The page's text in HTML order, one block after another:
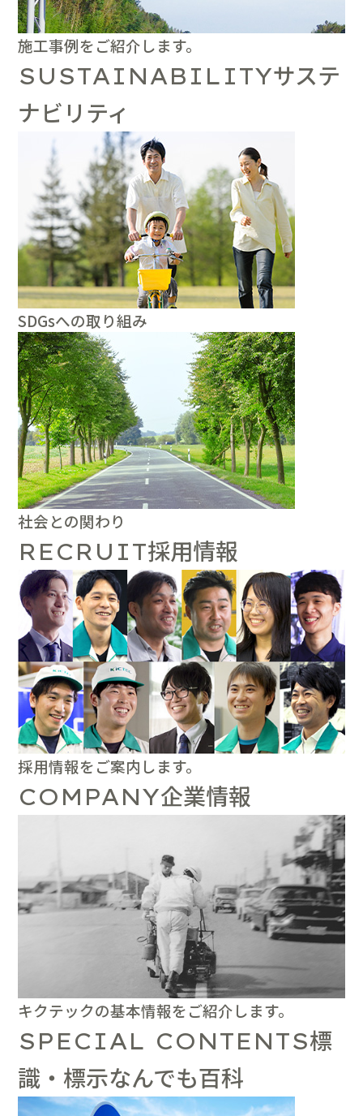
施工事例をご紹介します。
SUSTAINABILITYサステ
ナビリティ
SDGsへの取り組み
社会との関わり
RECRUIT採用情報
採用情報をご案内します。
COMPANY企業情報
キクテックの基本情報をご紹介します。
SPECIAL CONTENTS標
識・標示なんでも百科